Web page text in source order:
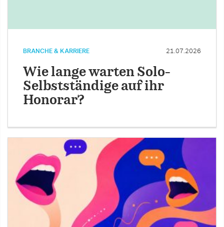
BRANCHE & KARRIERE 21.07.2026
Wie lange warten Solo-
Selbstständige auf ihr
Honorar?